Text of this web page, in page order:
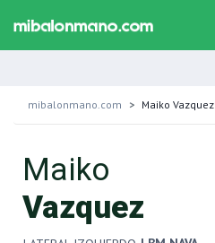
mibalonmano.com Maiko Vazquez
Maiko
Vazquez